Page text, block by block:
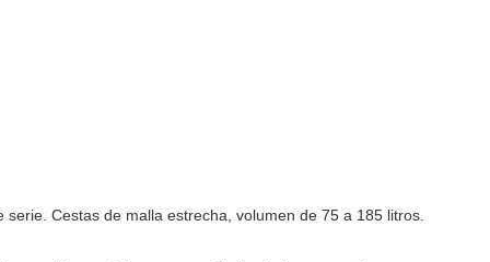
Cestas de malla estrecha, volumen de 75 a 185 litros.